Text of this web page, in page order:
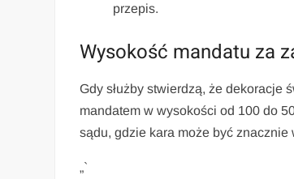
przepis.
Wysokość mandatu za
Gdy służby stwierdzą, że dekoracje
mandatem w wysokości od 100 do
sądu, gdzie kara może być znacznie
„`